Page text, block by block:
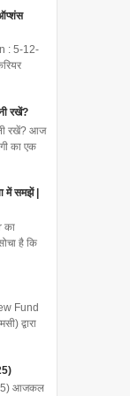
ऑप्शंस
: 5-12-
रखें?
रखें? आज
का एक
समझें |
का
है कि
Fund
द्वारा
आजकल